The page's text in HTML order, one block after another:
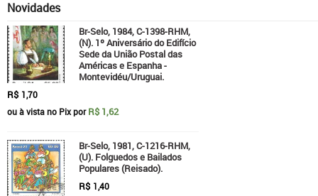
Novidades
Br-Selo, 1984, C-1398-RHM,
(N). 1º Aniversário do Edifício
Sede da União Postal das
Américas e Espanha -
Montevidéu/Uruguai.
R$ 1,70
ou à vista no Pix porR$ 1,62
Br-Selo, 1981, C-1216-RHM,
(U). Folguedos e Bailados
Populares (Reisado).
R$ 1,40